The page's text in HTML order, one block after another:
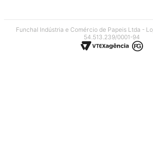
Funchal Indústria e Comércio de Papeis Ltda -
54.513.239/0001-94